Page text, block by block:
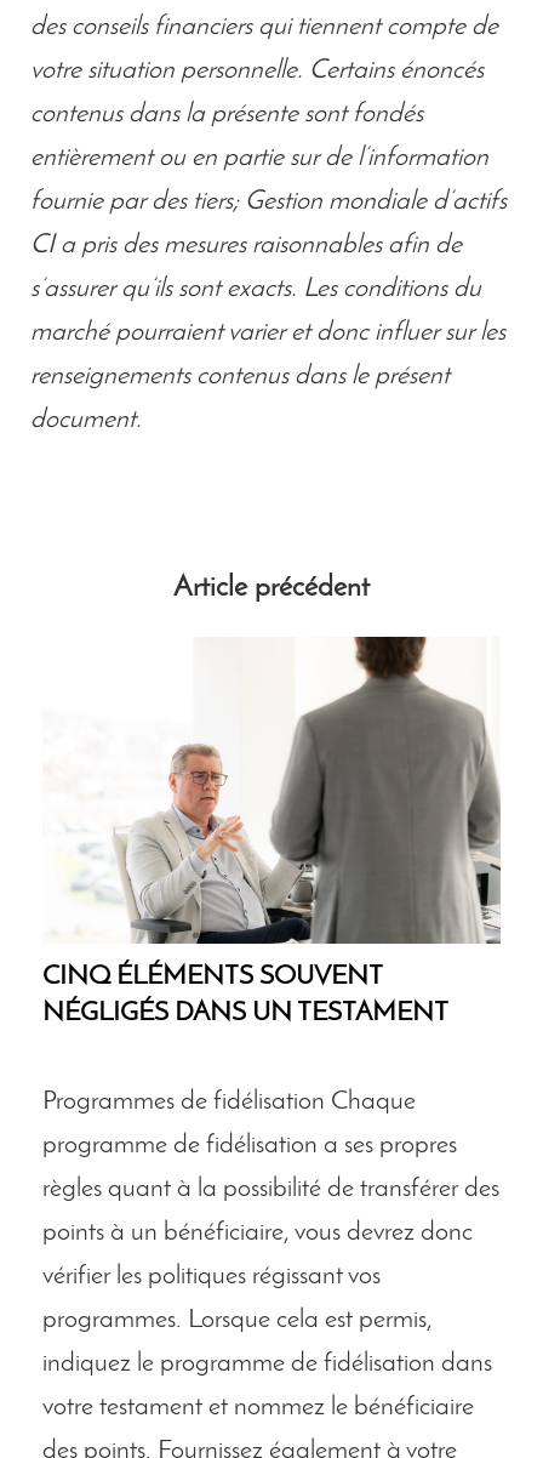
des conseils financiers qui tiennent compte de
votre situation personnelle. Certains énoncés
contenus dans la présente sont fondés
entièrement ou en partie sur de l’information
fournie par des tiers; Gestion mondiale d’actifs
CI a pris des mesures raisonnables afin de
s’assurer qu’ils sont exacts. Les conditions du
marché pourraient varier et donc influer sur les
renseignements contenus dans le présent
document.
Article précédent
CINQ ÉLÉMENTS SOUVENT
NÉGLIGÉS DANS UN TESTAMENT
Programmes de fidélisation Chaque
programme de fidélisation a ses propres
règles quant à la possibilité de transférer des
points à un bénéficiaire, vous devrez donc
vérifier les politiques régissant vos
programmes. Lorsque cela est permis,
indiquez le programme de fidélisation dans
votre testament et nommez le bénéficiaire
des points. Fournissez également à votre